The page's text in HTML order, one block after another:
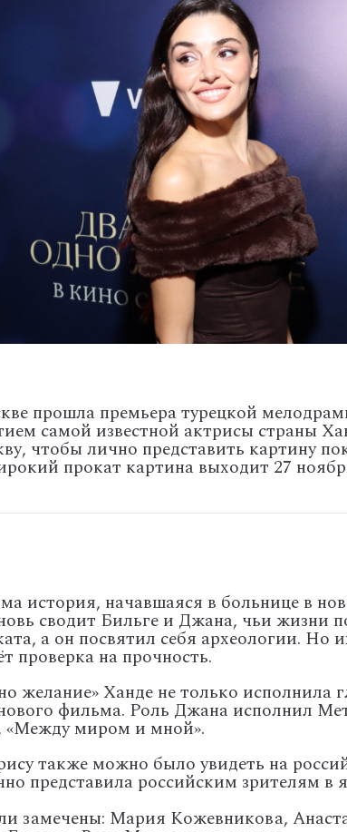
прошла премьера турецкой
самой известной актрисы страны
чтобы лично представить картину
прокат картина выходит 27
история, начавшаяся в больнице в
сводит Бильге и Джана, чьи жизни
а он посвятил себя археологии. Но
проверка на прочность.
желание» Ханде не только
фильма. Роль Джана исполнил
«Между миром и мной».
также можно было увидеть на
представила российским зрителям в
замечены: Мария Кожевникова,